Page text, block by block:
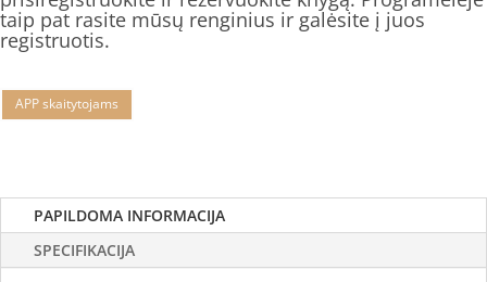
taip pat rasite mūsų renginius ir galėsite į juos
registruotis.
APP skaitytojams
PAPILDOMA INFORMACIJA
SPECIFIKACIJA